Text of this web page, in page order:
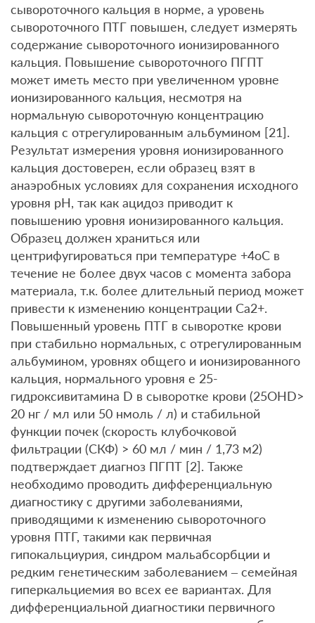
сывороточного кальция в норме, а уровень
сывороточного ПТГ повышен, следует измерять
содержание сывороточного ионизированного
кальция. Повышение сывороточного ПГПТ
может иметь место при увеличенном уровне
ионизированного кальция, несмотря на
нормальную сывороточную концентрацию
кальция с отрегулированным альбумином [21].
Результат измерения уровня ионизированного
кальция достоверен, если образец взят в
анаэробных условиях для сохранения исходного
уровня pH, так как ацидоз приводит к
повышению уровня ионизированного кальция.
Образец должен храниться или
центрифугироваться при температуре +4oC в
течение не более двух часов с момента забора
материала, т.к. более длительный период может
привести к изменению концентрации Ca2+.
Повышенный уровень ПТГ в сыворотке крови
при стабильно нормальных, с отрегулированным
альбумином, уровнях общего и ионизированного
кальция, нормального уровня е 25-
гидроксивитамина D в сыворотке крови (25OHD>
20 нг / мл или 50 нмоль / л) и стабильной
функции почек (скорость клубочковой
фильтрации (СКФ) > 60 мл / мин / 1,73 м2)
подтверждает диагноз ПГПТ [2]. Также
необходимо проводить дифференциальную
диагностику с другими заболеваниями,
приводящими к изменению сывороточного
уровня ПТГ, такими как первичная
гипокальциурия, синдром мальабсорбции и
редким генетическим заболеванием – семейная
гиперкальциемия во всех ее вариантах. Для
дифференциальной диагностики первичного